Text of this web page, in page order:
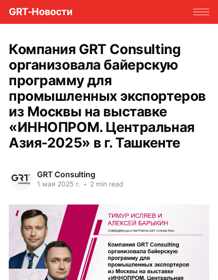
GRT-Новости
Компания GRT Consulting
организовала байерскую
программу для
промышленных экспортеров
из Москвы на выставке
«ИННОПРОМ. Центральная
Азия-2025» в г. Ташкенте
GRT Consulting
1 мая 2025 г. • 2 min read